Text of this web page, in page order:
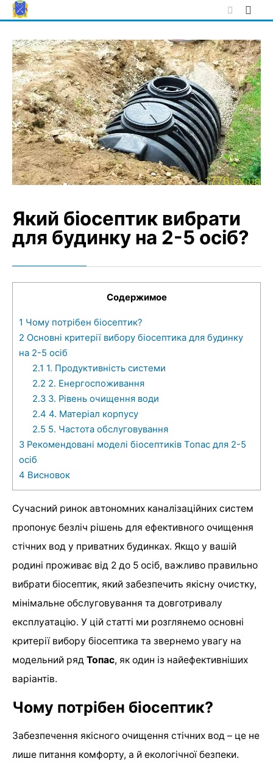
Skip
to
Який біосептик вибрати
для будинку на 2-5 осіб?
Содержимое
1 Чому потрібен біосептик?
2 Основні критерії вибору біосептика для будинку
на 2-5 осіб
2.1 1. Продуктивність системи
2.2 2. Енергоспоживання
2.3 3. Рівень очищення води
2.4 4. Матеріал корпусу
2.5 5. Частота обслуговування
3 Рекомендовані моделі біосептиків Топас для 2-5
осіб
4 Висновок
Сучасний ринок автономних каналізаційних систем
пропонує безліч рішень для ефективного очищення
стічних вод у приватних будинках. Якщо у вашій
родині проживає від 2 до 5 осіб, важливо правильно
вибрати біосептик, який забезпечить якісну очистку,
мінімальне обслуговування та довготривалу
експлуатацію. У цій статті ми розглянемо основні
критерії вибору біосептика та звернемо увагу на
модельний ряд Топас, як один із найефективніших
варіантів.
Чому потрібен біосептик?
Забезпечення якісного очищення стічних вод – це не
лише питання комфорту, а й екологічної безпеки.